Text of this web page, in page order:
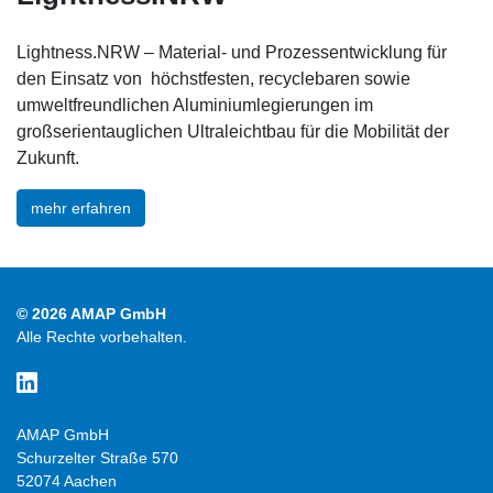
Lightness.NRW – Material- und Prozessentwicklung für
den Einsatz von höchstfesten, recyclebaren sowie
umweltfreundlichen Aluminiumlegierungen im
großserientauglichen Ultraleichtbau für die Mobilität der
Zukunft.
mehr erfahren
© 2026 AMAP GmbH
Alle Rechte vorbehalten.
AMAP GmbH
Schurzelter Straße 570
52074 Aachen